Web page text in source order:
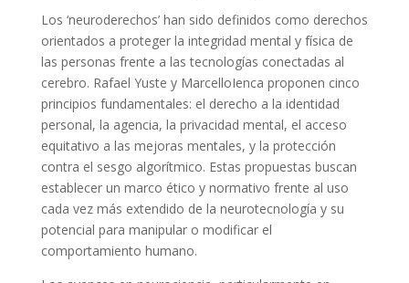
Los ‘neuroderechos’ han sido definidos como derechos
orientados a proteger la integridad mental y física de
las personas frente a las tecnologías conectadas al
cerebro. Rafael Yuste y MarcelloIenca proponen cinco
principios fundamentales: el derecho a la identidad
personal, la agencia, la privacidad mental, el acceso
equitativo a las mejoras mentales, y la protección
contra el sesgo algorítmico. Estas propuestas buscan
establecer un marco ético y normativo frente al uso
cada vez más extendido de la neurotecnología y su
potencial para manipular o modificar el
comportamiento humano.